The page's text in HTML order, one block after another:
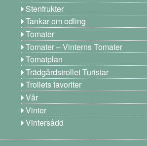
Stenfrukter
Tankar om odling
Tomater
Tomater – Vinterns Tomater
Tomatplan
Trädgårdstrollet Turistar
Trollets favoriter
Vår
Vinter
Vintersådd